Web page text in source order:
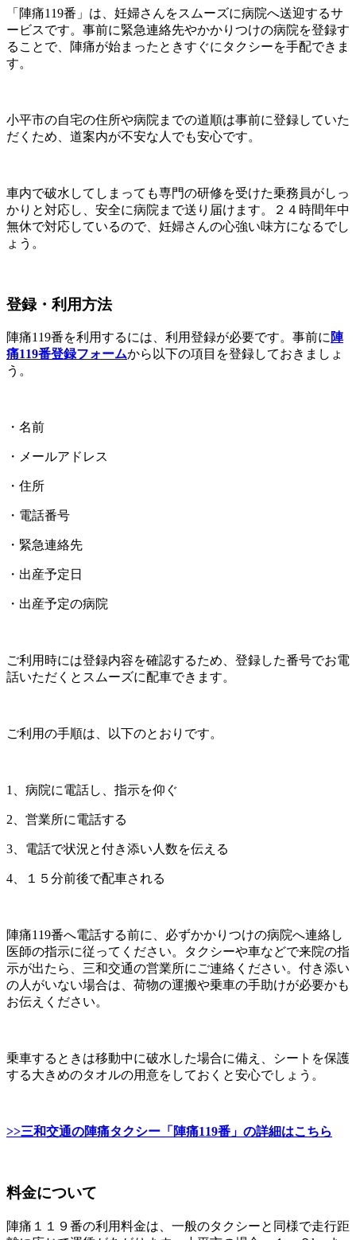
「陣痛119番」は、妊婦さんをスムーズに病院へ送迎するサ
ービスです。事前に緊急連絡先やかかりつけの病院を登録す
ることで、陣痛が始まったときすぐにタクシーを手配できま
す。
小平市の自宅の住所や病院までの道順は事前に登録していた
だくため、道案内が不安な人でも安心です。
車内で破水してしまっても専門の研修を受けた乗務員がしっ
かりと対応し、安全に病院まで送り届けます。２４時間年中
無休で対応しているので、妊婦さんの心強い味方になるでし
ょう。
登録・利用方法
陣痛119番を利用するには、利用登録が必要です。事前に 陣
痛119番登録フォームから以下の項目を登録しておきましょ
う。
・名前
・メールアドレス
・住所
・電話番号
・緊急連絡先
・出産予定日
・出産予定の病院
ご利用時には登録内容を確認するため、登録した番号でお電
話いただくとスムーズに配車できます。
ご利用の手順は、以下のとおりです。
1、病院に電話し、指示を仰ぐ
2、営業所に電話する
3、電話で状況と付き添い人数を伝える
4、１５分前後で配車される
陣痛119番へ電話する前に、必ずかかりつけの病院へ連絡し
医師の指示に従ってください。タクシーや車などで来院の指
示が出たら、三和交通の営業所にご連絡ください。付き添い
の人がいない場合は、荷物の運搬や乗車の手助けが必要かも
お伝えください。
乗車するときは移動中に破水した場合に備え、シートを保護
する大きめのタオルの用意をしておくと安心でしょう。
>>三和交通の陣痛タクシー「陣痛119番」の詳細はこちら
料金について
陣痛１１９番の利用料金は、一般のタクシーと同様で走行距